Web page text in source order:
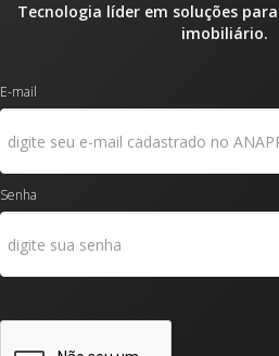
Tecnologia líder em soluções
imobiliário.
E-mail
Senha